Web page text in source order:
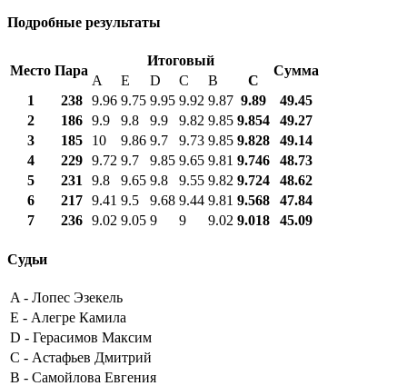
Подробные результаты
Место Пара
Итоговый
Сумма
A E D C B
С
1
238 9.96 9.75 9.95 9.92 9.87 9.89
49.45
2
186 9.9 9.8 9.9 9.82 9.85 9.854
49.27
3
185 10 9.86 9.7 9.73 9.85 9.828
49.14
4
229 9.72 9.7 9.85 9.65 9.81 9.746
48.73
5
231 9.8 9.65 9.8 9.55 9.82 9.724
48.62
6
217 9.41 9.5 9.68 9.44 9.81 9.568
47.84
7
236 9.02 9.05 9 9 9.02 9.018 45.09
Судьи
A - Лопес Эзекель
E - Алегре Камила
D - Герасимов Максим
C - Астафьев Дмитрий
B - Самойлова Евгения